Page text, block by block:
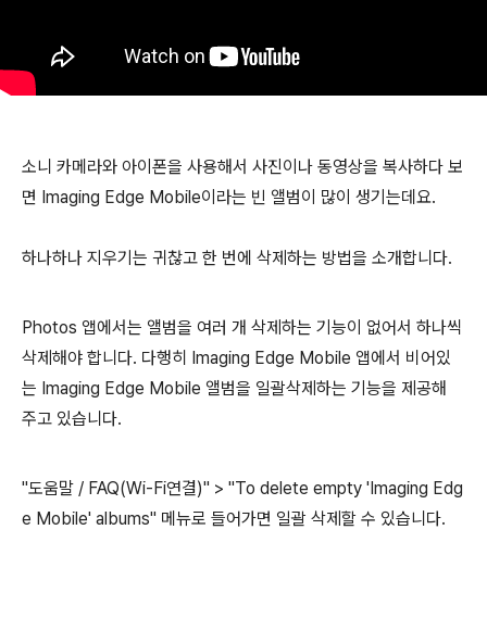
소니 카메라와 아이폰을 사용해서 사진이나 동영상을 복사하다 보
면 Imaging Edge Mobile이라는 빈 앨범이 많이 생기는데요.
하나하나 지우기는 귀찮고 한 번에 삭제하는 방법을 소개합니다.
Photos 앱에서는 앨범을 여러 개 삭제하는 기능이 없어서 하나씩
삭제해야 합니다. 다행히 Imaging Edge Mobile 앱에서 비어있
는 Imaging Edge Mobile 앨범을 일괄삭제하는 기능을 제공해
주고 있습니다.
"도움말 / FAQ(Wi-Fi연결)" > "To delete empty 'Imaging Edg
e Mobile' albums" 메뉴로 들어가면 일괄 삭제할 수 있습니다.